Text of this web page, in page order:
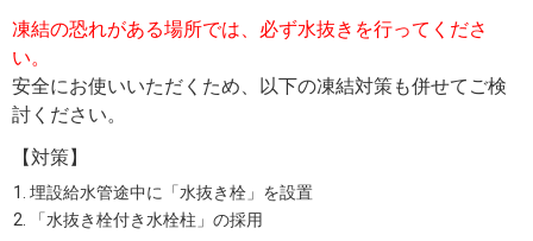
凍結の恐れがある場所では、必ず水抜きを行ってくださ
い。
安全にお使いいただくため、以下の凍結対策も併せてご検
討ください。
【対策】
埋設給水管途中に「水抜き栓」を設置
「水抜き栓付き水栓柱」の採用